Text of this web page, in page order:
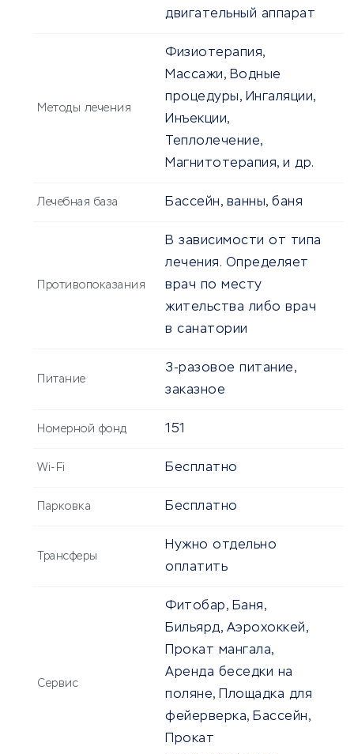
двигательный аппарат
Методы лечения
Физиотерапия,
Массажи, Водные
процедуры, Ингаляции,
Инъекции,
Теплолечение,
Магнитотерапия, и др.
Лечебная база Бассейн, ванны, баня
Противопоказания
В зависимости от типа
лечения. Определяет
врач по месту
жительства либо врач
в санатории
Питание
3-разовое питание,
заказное
Номерной фонд 151
Wi-Fi Бесплатно
Парковка Бесплатно
Трансферы
Нужно отдельно
оплатить
Сервис
Фитобар, Баня,
Бильярд, Аэрохоккей,
Прокат мангала,
Аренда беседки на
поляне, Площадка для
фейерверка, Бассейн,
Прокат